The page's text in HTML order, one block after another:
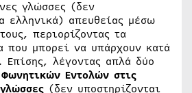
γλώσσες (δεν
ελληνικά) απευθείας μέσω
περιορίζοντας τα
που μπορεί να υπάρχουν κατά
Επίσης, λέγοντας απλά δύο
Φωνητικών Εντολών στις
(δεν υποστηρίζονται